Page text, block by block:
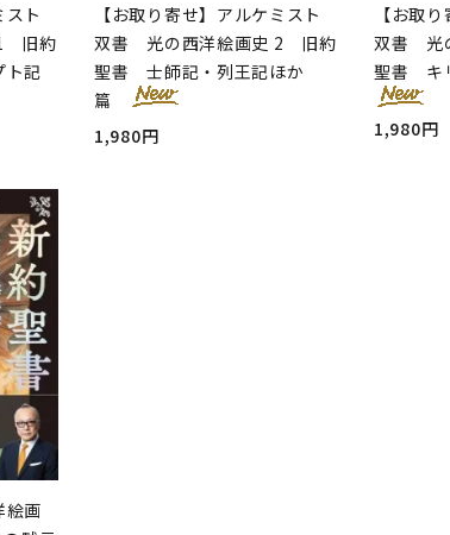
スト
旧約
記
【お取り寄せ】アルケミスト
双書 光の西洋絵画史 2 旧約
聖書 士師記・列王記ほか
篇
1,980円
【お取
双書 光
聖書 キ
1,980円
絵画